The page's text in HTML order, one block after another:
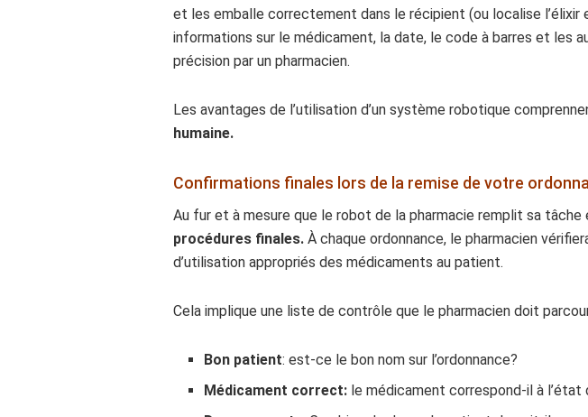
et les emballe correctement dans le récipient (ou localise
informations sur le médicament, la date, le code à barres et les
précision par un pharmacien.
Les avantages de l’utilisation d’un système robotique
humaine.
Confirmations finales lors de la remise de votre
Au fur et à mesure que le robot de la pharmacie remplit sa tâche
procédures finales. À chaque ordonnance, le pharmacien
d’utilisation appropriés des médicaments au patient.
Cela implique une liste de contrôle que le pharmacien doit
Bon patient: est-ce le bon nom sur l’ordonnance?
Médicament correct: le médicament correspond-il à l’état